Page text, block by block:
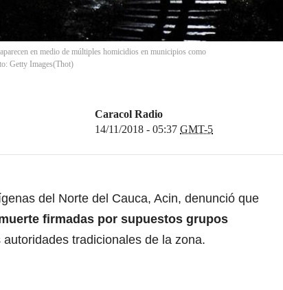
en medio de múltiples homicidios en municipios como
Getty Images(Thot)
Caracol Radio
14/11/2018 - 05:37 GMT-5
del Norte del Cauca, Acin, denunció que
firmadas por supuestos grupos
tradicionales de la zona.